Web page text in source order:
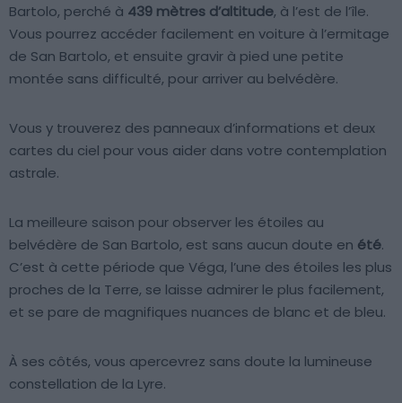
Bartolo, perché à 439 mètres d’altitude, à l’est de l’île.
Vous pourrez accéder facilement en voiture à l’ermitage
de San Bartolo, et ensuite gravir à pied une petite
montée sans difficulté, pour arriver au belvédère.
Vous y trouverez des panneaux d’informations et deux
cartes du ciel pour vous aider dans votre contemplation
astrale.
La meilleure saison pour observer les étoiles au
belvédère de San Bartolo, est sans aucun doute en été.
C’est à cette période que Véga, l’une des étoiles les plus
proches de la Terre, se laisse admirer le plus facilement,
et se pare de magnifiques nuances de blanc et de bleu.
À ses côtés, vous apercevrez sans doute la lumineuse
constellation de la Lyre.